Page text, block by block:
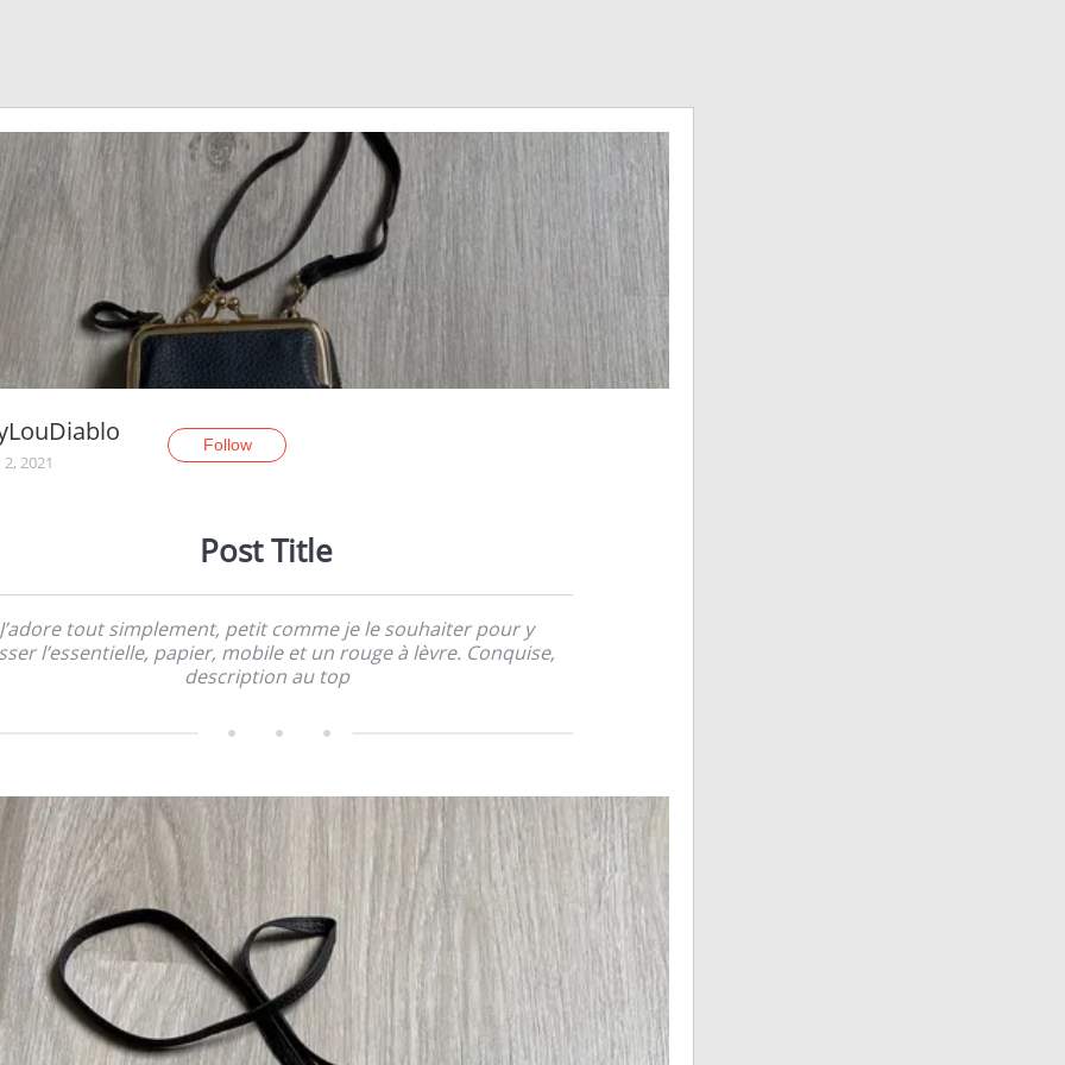
2021
Follow
Post Title
J’adore tout simplement, petit comme je le souhaiter pour y
l’essentielle, papier, mobile et un rouge à lèvre. Conquise,
description au top